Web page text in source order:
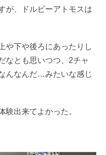
が、ドルビーアトモスは
や下や後ろにあったりし
なとも思いつつ、2チャ
んなんだ…みたいな感じ
験出来てよかった。